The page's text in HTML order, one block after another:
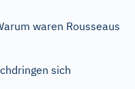
waren Rousseaus
sich